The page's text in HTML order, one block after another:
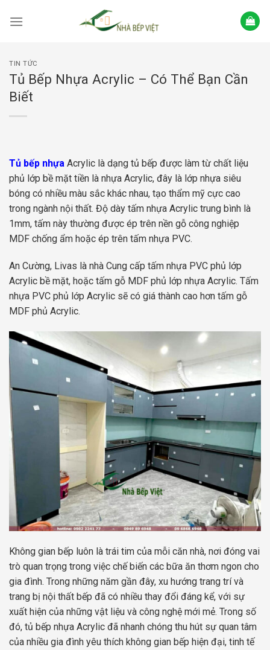
TIN TỨC
Tủ Bếp Nhựa Acrylic – Có Thể Bạn Cần
Biết
Tủ bếp nhựa Acrylic là dạng tủ bếp được làm từ chất liệu
phủ lớp bề mặt tiền là nhựa Acrylic, đây là lớp nhựa siêu
bóng có nhiều màu sắc khác nhau, tạo thẩm mỹ cực cao
trong ngành nội thất. Độ dày tấm nhựa Acrylic trung bình là
1mm, tấm này thường được ép trên nền gỗ công nghiệp
MDF chống ẩm hoặc ép trên tấm nhựa PVC.
An Cường, Livas là nhà Cung cấp tấm nhựa PVC phủ lớp
Acrylic bề mặt, hoặc tấm gỗ MDF phủ lớp nhựa Acrylic. Tấm
nhựa PVC phủ lớp Acrylic sẽ có giá thành cao hơn tấm gỗ
MDF phủ Acrylic.
Không gian bếp luôn là trái tim của mỗi căn nhà, nơi đóng vai
trò quan trọng trong việc chế biến các bữa ăn thơm ngon cho
gia đình. Trong những năm gần đây, xu hướng trang trí và
trang bị nội thất bếp đã có nhiều thay đổi đáng kể, với sự
xuất hiện của những vật liệu và công nghệ mới mẻ. Trong số
đó, tủ bếp nhựa Acrylic đã nhanh chóng thu hút sự quan tâm
của nhiều gia đình yêu thích không gian bếp hiện đại, tinh tế